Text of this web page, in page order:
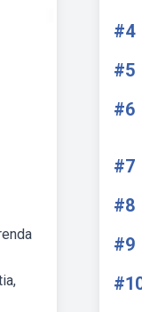
#4
#5
#6
#7
#8
#9